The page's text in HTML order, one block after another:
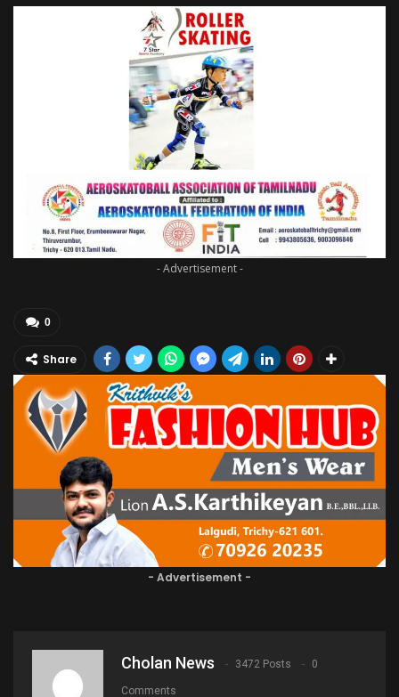
- Advertisement -
0
Share
- Advertisement -
Cholan News 3472 Posts 0
Comments